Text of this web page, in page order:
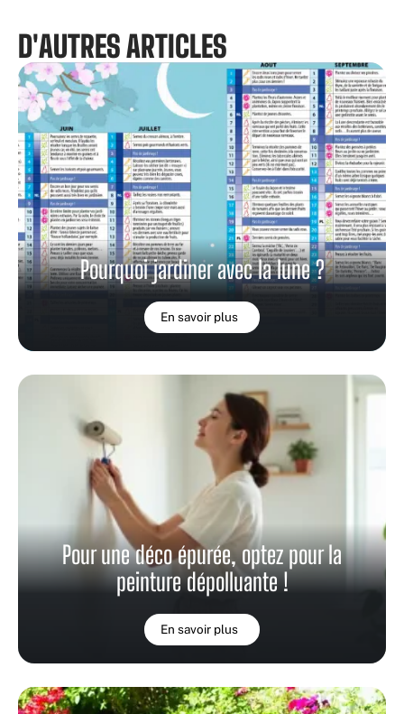
D'AUTRES ARTICLES
Pourquoi jardiner avec la lune ?
En savoir plus
Pour une déco épurée, optez pour la
peinture dépolluante !
En savoir plus